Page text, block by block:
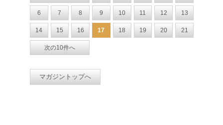
6 7 8 9 10 11 12 13
14 15 16 17 18 19 20 21
次の10件へ
マガジントップへ